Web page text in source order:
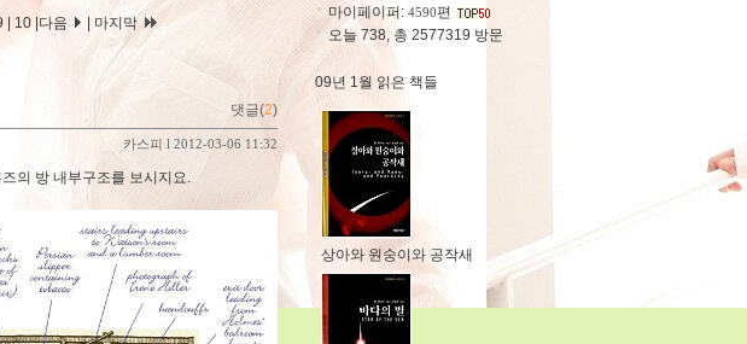
10 다음 마지막
댓글(2)
카스피 l 2012-03-06 11:32
의 방 내부구조를 보시지요.
마이페이퍼: 4590편
오늘 738, 총 2577319 방문
09년 1월 읽은 책들
상아와 원숭이와 공작새